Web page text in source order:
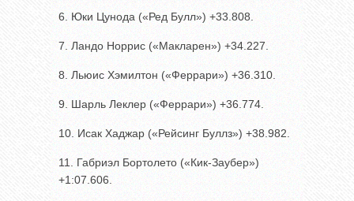
6. Юки Цунода («Ред Булл») +33.808.
7. Ландо Норрис («Макларен») +34.227.
8. Льюис Хэмилтон («Феррари») +36.310.
9. Шарль Леклер («Феррари») +36.774.
10. Исак Хаджар («Рейсинг Буллз») +38.982.
11. Габриэл Бортолето («Кик-Заубер»)
+1:07.606.